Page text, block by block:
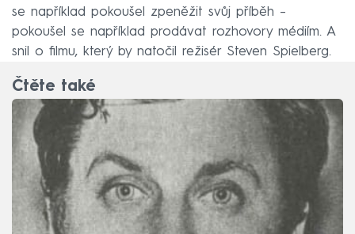
se například pokoušel zpeněžit svůj příběh –
pokoušel se například prodávat rozhovory médiím. A
snil o filmu, který by natočil režisér Steven Spielberg.
Čtěte také